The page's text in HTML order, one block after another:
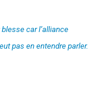
car l’alliance
pas en entendre parler.